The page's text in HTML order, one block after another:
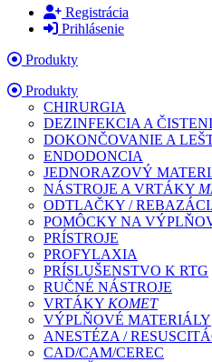
Registrácia
Prihlásenie
Produkty
Produkty
CHIRURGIA
DEZINFEKCIA A
DOKONČOVANIE A
ENDODONCIA
JEDNORAZOVÝ
NÁSTROJE A VRTÁKY
ODTLAČKY /
POMÔCKY NA
PRÍSTROJE
PROFYLAXIA
PRÍSLUŠENSTVO K RTG
RUČNÉ NÁSTROJE
VRTÁKY KOMET
VÝPLŇOVÉ MATERIÁLY
ANESTÉZA /
CAD/CAM/CEREC